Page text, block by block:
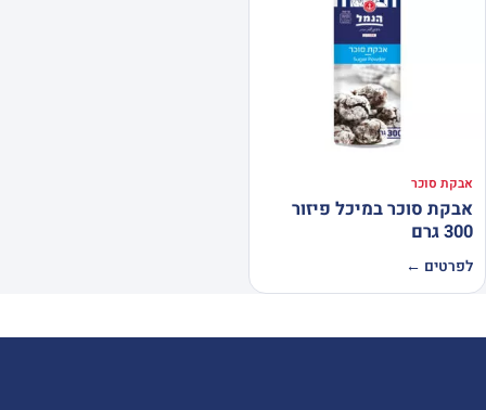
אבקת סוכר
אבקת סוכר במיכל פיזור
300 גרם
לפרטים ←